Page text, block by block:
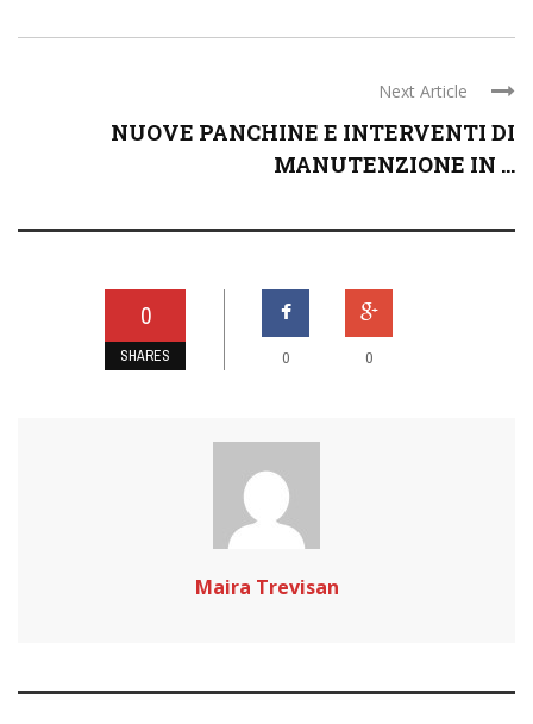
Next Article
NUOVE PANCHINE E INTERVENTI DI
MANUTENZIONE IN ...
0
SHARES 0 0
Maira Trevisan